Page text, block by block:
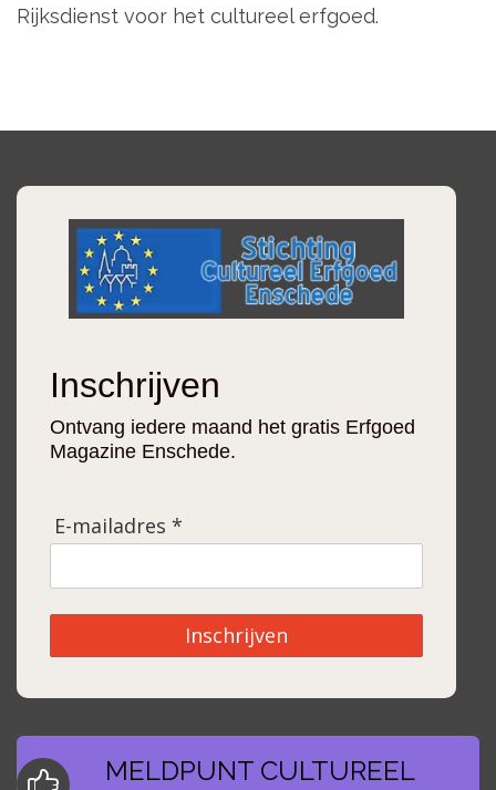
Rijksdienst voor het cultureel erfgoed.
Inschrijven
Ontvang iedere maand het gratis Erfgoed
Magazine Enschede.
E-mailadres *
Inschrijven
MELDPUNT CULTUREEL